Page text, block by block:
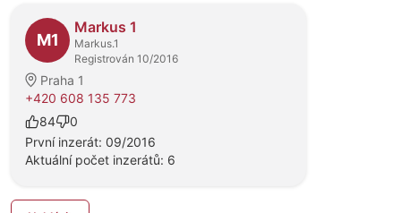
M1
Markus 1
Markus.1
Registrován 10/2016
Praha 1
+420 608 135 773
84
0
První inzerát: 09/2016
Aktuální počet inzerátů: 6